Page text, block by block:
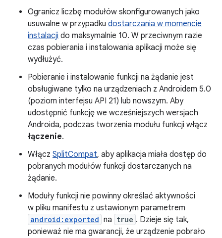
Ogranicz liczbę modułów skonfigurowanych jako
usuwalne w przypadku dostarczania w momencie
instalacji do maksymalnie 10. W przeciwnym razie
czas pobierania i instalowania aplikacji może się
wydłużyć.
Pobieranie i instalowanie funkcji na żądanie jest
obsługiwane tylko na urządzeniach z Androidem 5.0
(poziom interfejsu API 21) lub nowszym. Aby
udostępnić funkcję we wcześniejszych wersjach
Androida, podczas tworzenia modułu funkcji włącz
łączenie.
Włącz SplitCompat, aby aplikacja miała dostęp do
pobranych modułów funkcji dostarczanych na
żądanie.
Moduły funkcji nie powinny określać aktywności
w pliku manifestu z ustawionym parametrem
android:exported na true . Dzieje się tak,
ponieważ nie ma gwarancji, że urządzenie pobrało